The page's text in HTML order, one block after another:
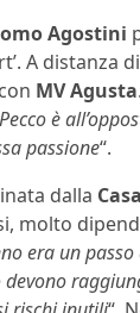
Agostini
A
MV Agusta
è
passione“.
dalla
molto
era un